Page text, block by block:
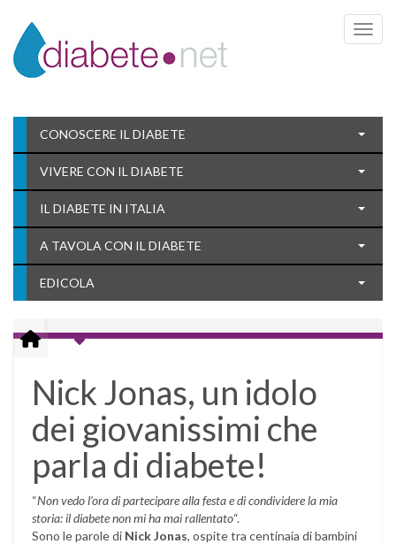
Toggle
CONOSCERE IL DIABETE
VIVERE CON IL DIABETE
IL DIABETE IN ITALIA
A TAVOLA CON IL DIABETE
EDICOLA
Nick Jonas, un idolo
dei giovanissimi che
parla di diabete!
“Non vedo l’ora di partecipare alla festa e di condividere la mia
storia: il diabete non mi ha mai rallentato“.
Sono le parole di Nick Jonas, ospite tra centinaia di bambini